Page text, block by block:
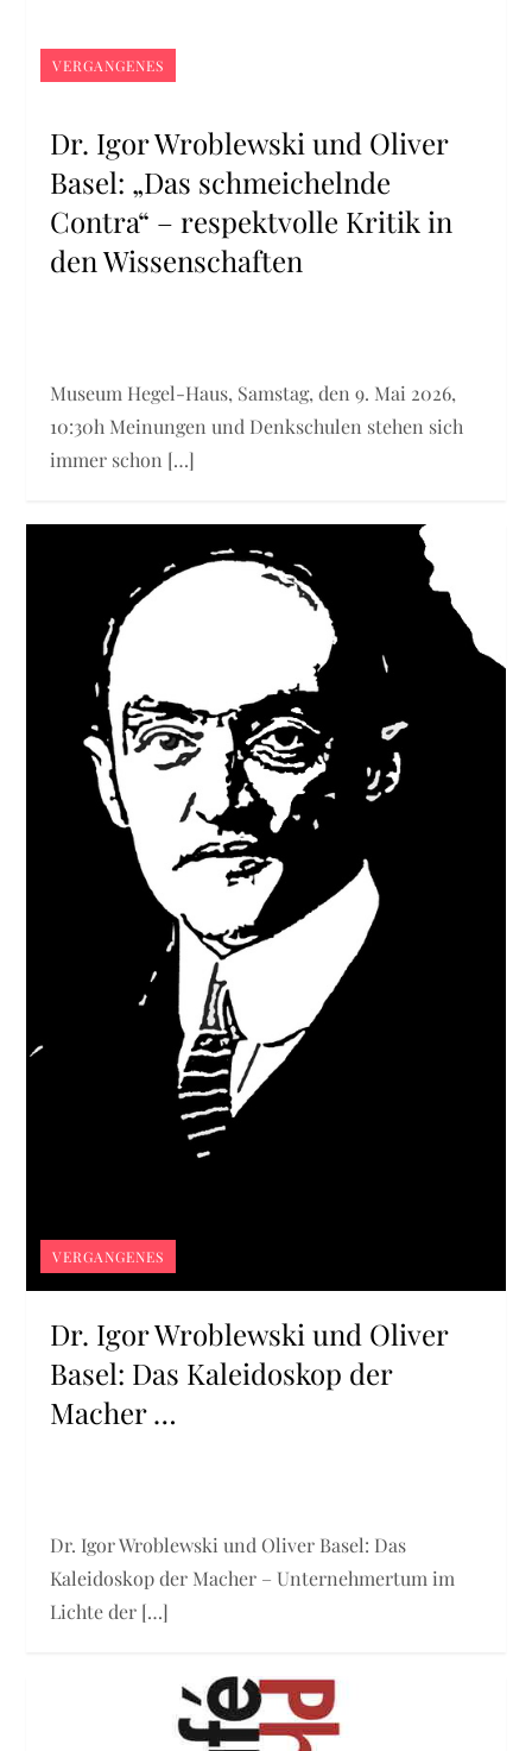
VERGANGENES
Dr. Igor Wroblewski und Oliver
Basel: „Das schmeichelnde
Contra“ – respektvolle Kritik in
den Wissenschaften
Museum Hegel-Haus, Samstag, den 9. Mai 2026,
10:30h Meinungen und Denkschulen stehen sich
immer schon […]
VERGANGENES
Dr. Igor Wroblewski und Oliver
Basel: Das Kaleidoskop der
Macher …
Dr. Igor Wroblewski und Oliver Basel: Das
Kaleidoskop der Macher – Unternehmertum im
Lichte der […]